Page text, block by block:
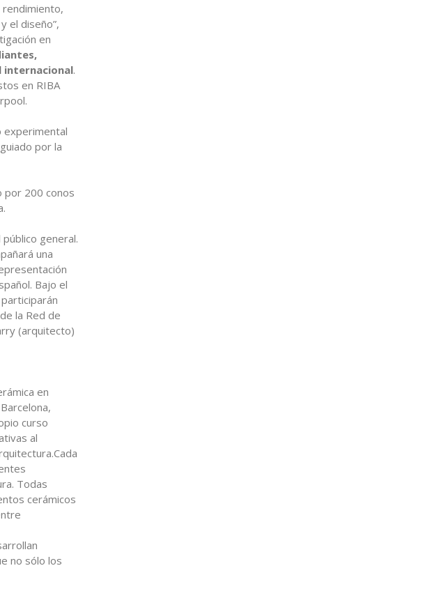
rendimiento,
el diseño”,
en
internacional.
en RIBA
experimental
por la
por 200 conos
general.
una
Bajo el
la Red de
(arquitecto)
en
curso
al
Todas
cerámicos
no sólo los